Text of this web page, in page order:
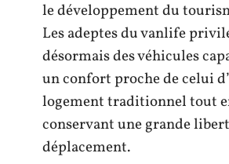
le développement du
Les adeptes du vanlife
désormais des véhicules
un confort proche de celui
logement traditionnel tout
conservant une grande
déplacement.